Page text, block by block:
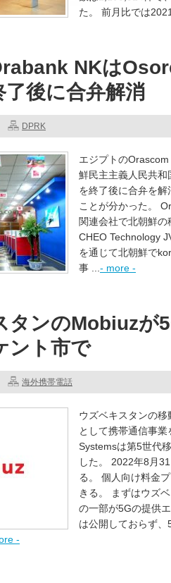
た。 前月比では
NKは
了後に合弁解消
DPRK
エジプトの
鮮民主主義人民共
を終了後に合弁を
ことが分かった。
関連会社で北朝鮮
CHEO Technology
を通じて北朝鮮で
事 ... - more -
タンのMobiuzが
ント市で
海外携帯電話
ウズベキスタンの
として携帯通信事
Systemsは第5世代
した。 2022年8月
る。 個人向け料金
きる。 まずはウズ
の一部が5Gの提供
は公開しておらず
-